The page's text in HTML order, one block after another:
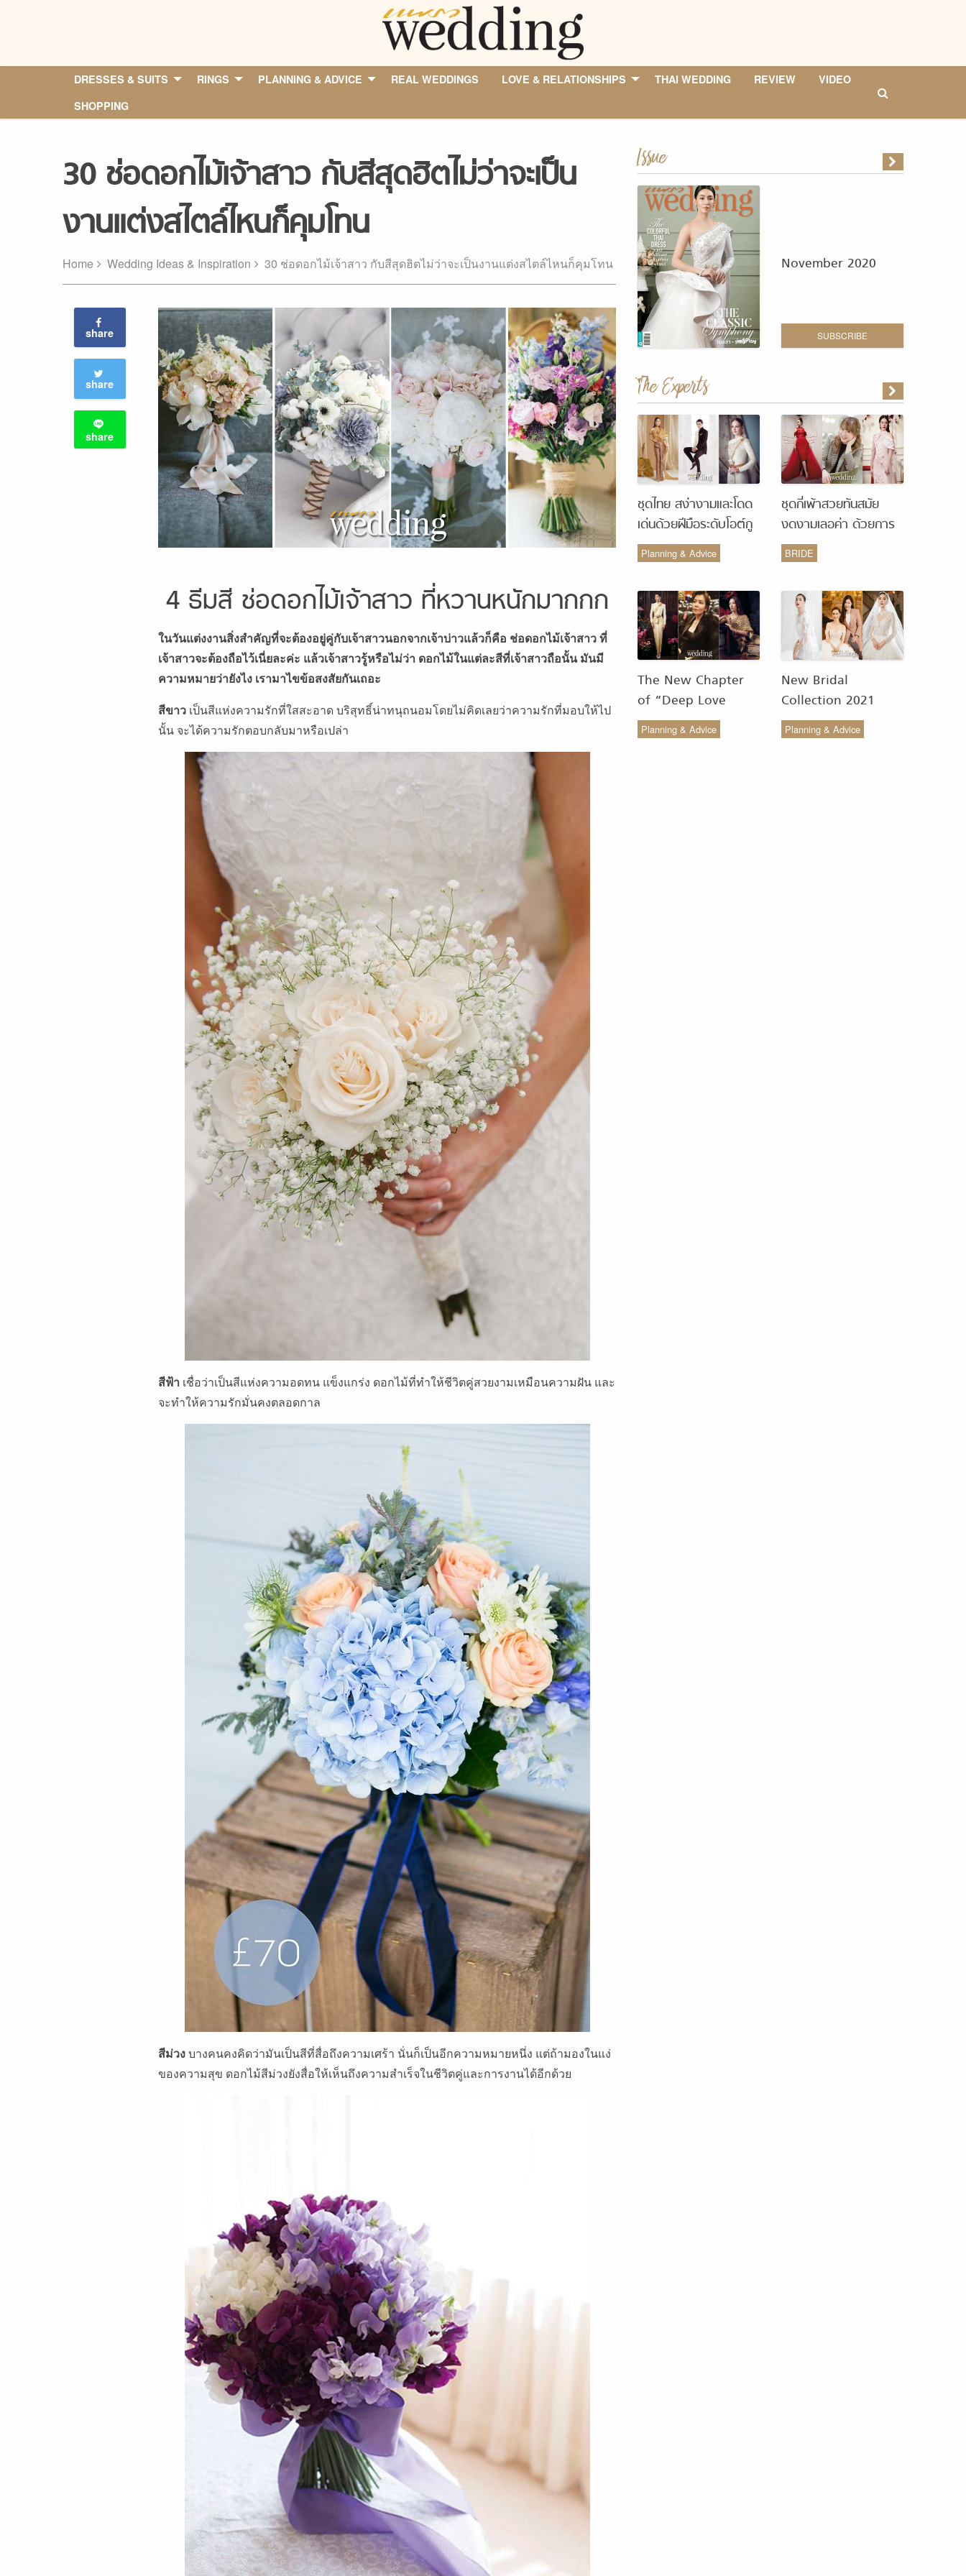
DRESSES & SUITS RINGS PLANNING & ADVICE REAL WEDDINGS LOVE & RELATIONSHIPS THAI WEDDING REVIEW
VIDEO
SHOPPING
30 ช่อดอกไม้เจ้าสาว กับสีสุดฮิตไม่ว่าจะเป็น
งานแต่งสไตล์ไหนก็คุมโทน
Home Wedding Ideas & Inspiration 30 ช่อดอกไม้เจ้าสาว กับสีสุดฮิตไม่ว่าจะเป็นงานแต่งสไตล์ไหนก็คุมโทน
share
share
share
4 ธีมสี ช่อดอกไม้เจ้าสาว ที่หวานหนักมากกก
ในวันแต่งงานสิ่งสำคัญที่จะต้องอยู่คู่กับเจ้าสาวนอกจากเจ้าบ่าวแล้วก็คือ ช่อดอกไม้เจ้าสาว ที่
เจ้าสาวจะต้องถือไว้เนี่ยละค่ะ แล้วเจ้าสาวรู้หรือไม่ว่า ดอกไม้ในแต่ละสีที่เจ้าสาวถือนั้น มันมี
ความหมายว่ายังไง เรามาไขข้อสงสัยกันเถอะ
สีขาว เป็นสีแห่งความรักที่ใสสะอาด บริสุทธิ์น่าทนุถนอมโดยไม่คิดเลยว่าความรักที่มอบให้ไป
นั้น จะได้ความรักตอบกลับมาหรือเปล่า
สีฟ้า เชื่อว่าเป็นสีแห่งความอดทน แข็งแกร่ง ดอกไม้ที่ทำให้ชีวิตคู่สวยงามเหมือนความฝัน และ
จะทำให้ความรักมั่นคงตลอดกาล
สีม่วงบางคนคงคิดว่ามันเป็นสีที่สื่อถึงความเศร้า นั่นก็เป็นอีกความหมายหนึ่ง แต่ถ้ามองในแง่
ของความสุข ดอกไม้สีม่วงยังสื่อให้เห็นถึงความสำเร็จในชีวิตคู่และการงานได้อีกด้วย
Issue
November 2020
SUBSCRIBE
The Experts
ชุดไทย สง่างามและโดด
เด่นด้วยฝีมือระดับโอต์กู
ตูร์ จากห้องเสื้อ Vanus
Couture
Planning & Advice
ชุดกี่เพ้าสวยทันสมัย
งดงามเลอค่า ด้วยการ
รังสรรค์จากห้องเสื้อ
Monique Wedding
BRIDE
The New Chapter
of “Deep Love
Wedding Studio” :
รังสรรค์ผ้าทอของไทยให้
Planning & Advice
New Bridal
Collection 2021
from COCO CHIC
สวย เรียบง่าย สไตล์มินิ
Planning & Advice